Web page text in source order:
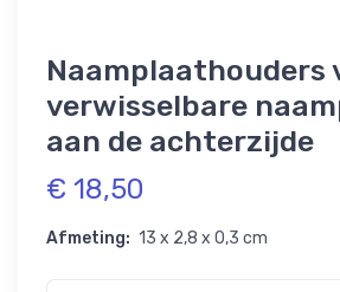
Naamplaathouders
verwisselbare
aan de achterzijde
€ 18,50
Afmeting: 13 x 2,8 x 0,3 cm